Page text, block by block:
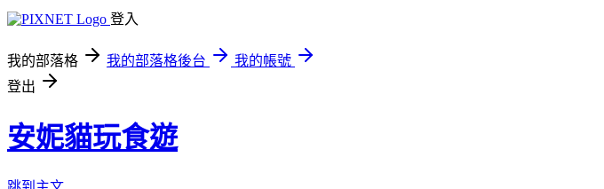
登入
我的部落格 我的部落格後台
我的帳號
登出
安妮貓玩食遊